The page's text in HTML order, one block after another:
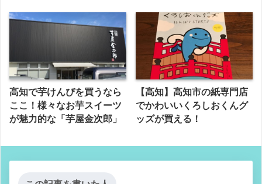
高知で芋けんぴを買うなら
ここ！様々なお芋スイーツ
が魅力的な「芋屋金次郎」
【高知】高知市の紙専門店
でかわいいくろしおくんグ
ッズが買える！